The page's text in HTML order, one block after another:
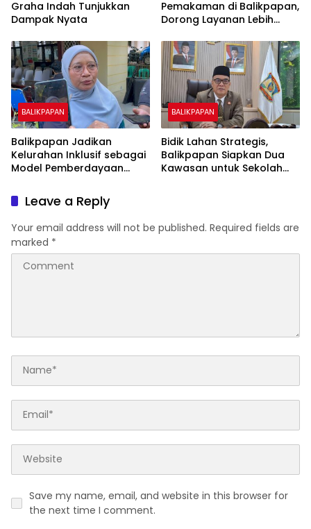
Graha Indah Tunjukkan
Dampak Nyata
Pemakaman di Balikpapan,
Dorong Layanan Lebih
Biaya Warga
BALIKPAPAN
Balikpapan Jadikan
Kelurahan Inklusif sebagai
Model Pemberdayaan
BALIKPAPAN
Bidik Lahan Strategis,
Balikpapan Siapkan Dua
Kawasan untuk Sekolah
Leave a Reply
Your email address will not be published. Required fields are
marked *
Save my name, email, and website in this browser for
the next time I comment.